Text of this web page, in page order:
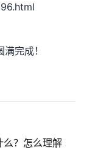
完成！
么？怎么理解